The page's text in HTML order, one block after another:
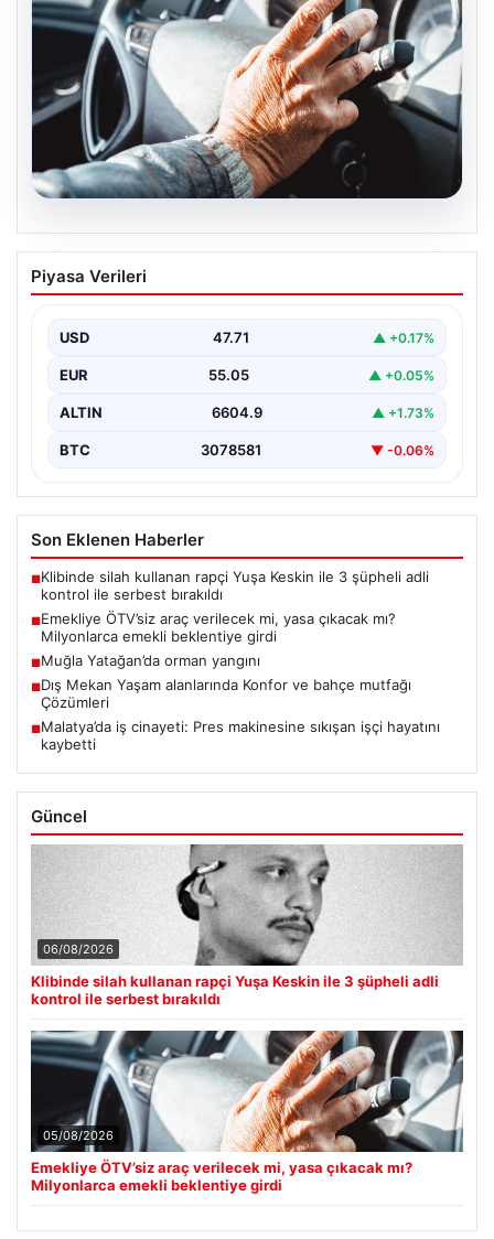
05.08.2026
Emekliye ÖTV’siz araç verilecek mi,
yasa çıkacak mı? Milyonlarca emekli
Piyasa Verileri
USD 47.71 ▲ +0.17%
EUR 55.05 ▲ +0.05%
ALTIN 6604.9 ▲ +1.73%
BTC 3078581 ▼ -0.06%
Son Eklenen Haberler
■Klibinde silah kullanan rapçi Yuşa Keskin ile 3 şüpheli adli
kontrol ile serbest bırakıldı
■Emekliye ÖTV’siz araç verilecek mi, yasa çıkacak mı?
Milyonlarca emekli beklentiye girdi
■Muğla Yatağan’da orman yangını
■Dış Mekan Yaşam alanlarında Konfor ve bahçe mutfağı
Çözümleri
■Malatya’da iş cinayeti: Pres makinesine sıkışan işçi hayatını
kaybetti
Güncel
06/08/2026
Klibinde silah kullanan rapçi Yuşa Keskin ile 3 şüpheli adli
kontrol ile serbest bırakıldı
05/08/2026
Emekliye ÖTV’siz araç verilecek mi, yasa çıkacak mı?
Milyonlarca emekli beklentiye girdi